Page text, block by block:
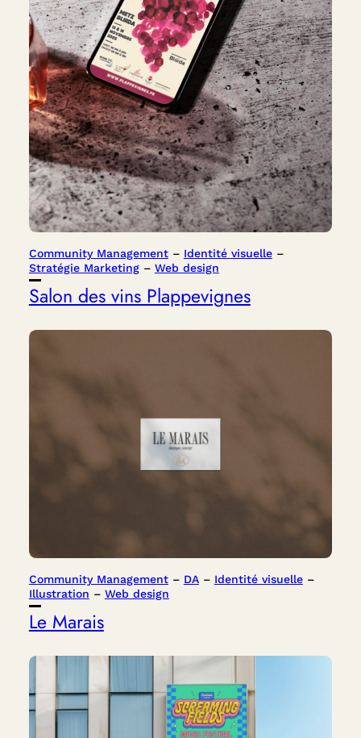
Community Management – Identité visuelle
–
Stratégie Marketing – Web design
Salon des vins Plappevignes
Community Management – DA – Identité visuelle
–
Illustration – Web design
Le Marais